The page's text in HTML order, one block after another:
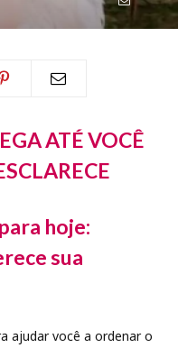
ATÉ VOCÊ
hoje:
sua
ajudar você a ordenar o